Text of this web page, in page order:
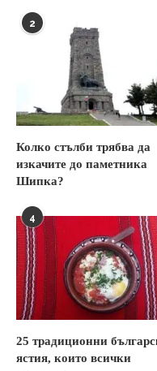
2
Колко стълби трябва да
изкачите до паметника
Шипка?
4
25 традиционни
ястия, които всички